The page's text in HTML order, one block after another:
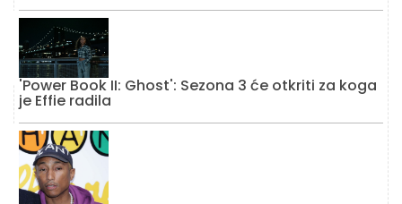
'Power Book II: Ghost': Sezona 3 će otkriti za koga
je Effie radila